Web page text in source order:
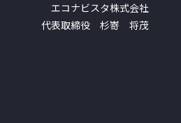
エコナビスタ株式会社
代表取締役 杉嵜 将茂